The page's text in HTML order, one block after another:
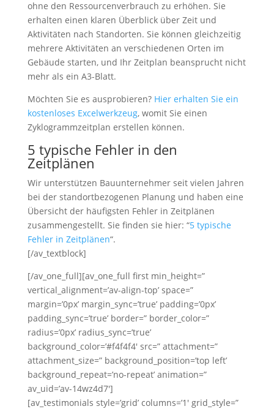
ohne den Ressourcenverbrauch zu erhöhen. Sie
erhalten einen klaren Überblick über Zeit und
Aktivitäten nach Standorten. Sie können gleichzeitig
mehrere Aktivitäten an verschiedenen Orten im
Gebäude starten, und Ihr Zeitplan beansprucht nicht
mehr als ein A3-Blatt.
Möchten Sie es ausprobieren? Hier erhalten Sie ein
kostenloses Excelwerkzeug, womit Sie einen
Zyklogrammzeitplan erstellen können.
5 typische Fehler in den
Zeitplänen
Wir unterstützen Bauunternehmer seit vielen Jahren
bei der standortbezogenen Planung und haben eine
Übersicht der häufigsten Fehler in Zeitplänen
zusammengestellt. Sie finden sie hier: “5 typische
Fehler in Zeitplänen“.
[/av_textblock]
[/av_one_full][av_one_full first min_height=”
vertical_alignment=’av-align-top’ space=”
margin=’0px’ margin_sync=’true’ padding=’0px’
padding_sync=’true’ border=” border_color=”
radius=’0px’ radius_sync=’true’
background_color=’#f4f4f4′ src=” attachment=”
attachment_size=” background_position=’top left’
background_repeat=’no-repeat’ animation=”
av_uid=’av-14wz4d7′]
[av_testimonials style=’grid’ columns=’1′ grid_style=”